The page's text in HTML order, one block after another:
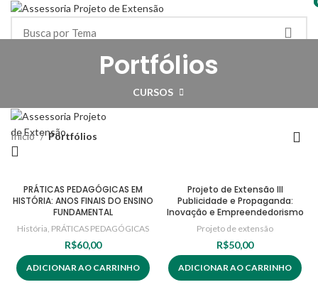
MINHA CONTA / DOWNLOADS
Portfólios
CURSOS
Início Portfólios
PRÁTICAS PEDAGÓGICAS EM
HISTÓRIA: ANOS FINAIS DO ENSINO
FUNDAMENTAL
História, PRÁTICAS PEDAGÓGICAS
R$60,00
ADICIONAR AO CARRINHO
Projeto de Extensão III
Publicidade e Propaganda:
Inovação e Empreendedorismo
Projeto de extensão
R$50,00
ADICIONAR AO CARRINHO